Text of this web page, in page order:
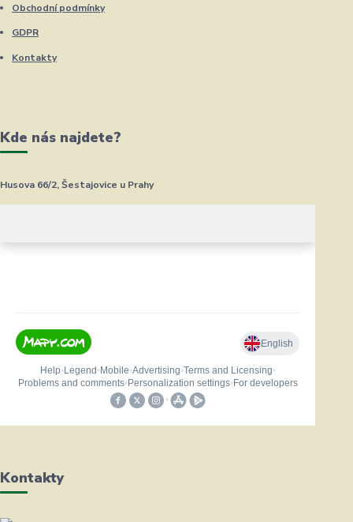
Obchodní podmínky
GDPR
Kontakty
Kde nás najdete?
Husova 66/2, Šestajovice u Prahy
Kontakty